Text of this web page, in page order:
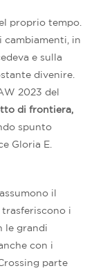
proprio tempo.
cambiamenti, in
e sulla
divenire.
2023 del
di frontiera,
spunto
Gloria E.
il
i
le grandi
con i
parte